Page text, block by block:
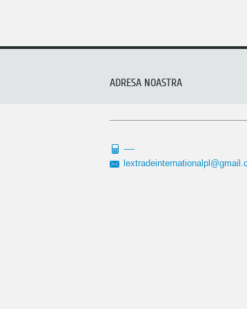
ADRESA NOASTRA
----